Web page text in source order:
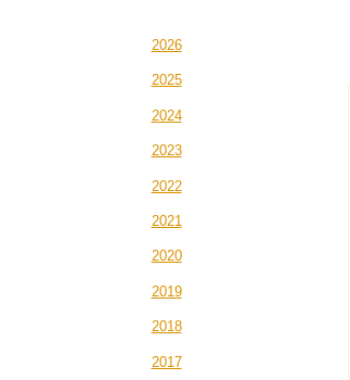
2026
2025
2024
2023
2022
2021
2020
2019
2018
2017